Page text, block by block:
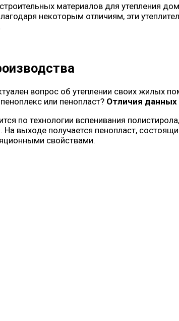
материалов для утепления
некоторым отличиям, эти
вопрос об утеплении своих жилых
или пенопласт? Отличия данных
по технологии вспенивания
На выходе получается пенопласт,
свойствами.